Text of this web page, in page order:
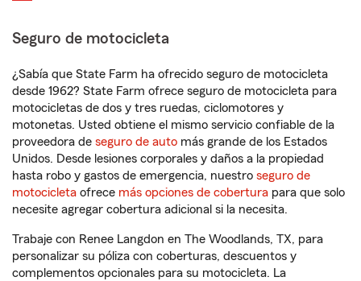
Seguro de motocicleta
¿Sabía que State Farm ha ofrecido seguro de motocicleta
desde 1962? State Farm ofrece seguro de motocicleta para
motocicletas de dos y tres ruedas, ciclomotores y
motonetas. Usted obtiene el mismo servicio confiable de la
proveedora de seguro de auto más grande de los Estados
Unidos. Desde lesiones corporales y daños a la propiedad
hasta robo y gastos de emergencia, nuestro seguro de
motocicleta ofrece más opciones de cobertura para que solo
necesite agregar cobertura adicional si la necesita.
Trabaje con Renee Langdon en The Woodlands, TX, para
personalizar su póliza con coberturas, descuentos y
complementos opcionales para su motocicleta. La